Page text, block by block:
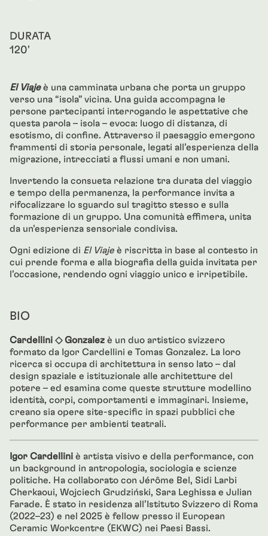
El Viajeè una camminata urbana che porta un gruppo
verso una “isola” vicina. Una guida accompagna le
persone partecipanti interrogando le aspettative che
questa parola – isola – evoca: luogo di distanza, di
esotismo, di confine. Attraverso il paesaggio emergono
frammenti di storia personale, legati all’esperienza della
migrazione, intrecciati a flussi umani e non umani.
Invertendo la consueta relazione tra durata del viaggio
e tempo della permanenza, la performance invita a
rifocalizzare lo sguardo sul tragitto stesso e sulla
formazione di un gruppo. Una comunità effimera, unita
da un’esperienza sensoriale condivisa.
Ogni edizione di El Viaje è riscritta in base al contesto in
cui prende forma e alla biografia della guida invitata per
l’occasione, rendendo ogni viaggio unico e irripetibile.
BIO
Cardellini ◇ Gonzalez è un duo artistico svizzero
formato da Igor Cardellini e Tomas Gonzalez. La loro
ricerca si occupa di architettura in senso lato – dal
design spaziale e istituzionale alle architetture del
potere – ed esamina come queste strutture modellino
identità, corpi, comportamenti e immaginari. Insieme,
creano sia opere site-specific in spazi pubblici che
performance per ambienti teatrali.
Igor Cardellini è artista visivo e della performance, con
un background in antropologia, sociologia e scienze
politiche. Ha collaborato con Jérôme Bel, Sidi Larbi
Cherkaoui, Wojciech Grudziński, Sara Leghissa e Julian
Farade. È stato in residenza all’Istituto Svizzero di Roma
(2022–23) e nel 2025 è fellow presso il European
Ceramic Workcentre (EKWC) nei Paesi Bassi.
DURATA
120'